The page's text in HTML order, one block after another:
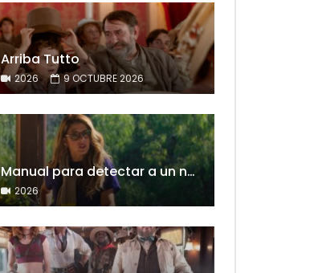
Arriba Tutto
2026 9 OCTUBRE 2026
Manual para detectar a un narcisista
2026